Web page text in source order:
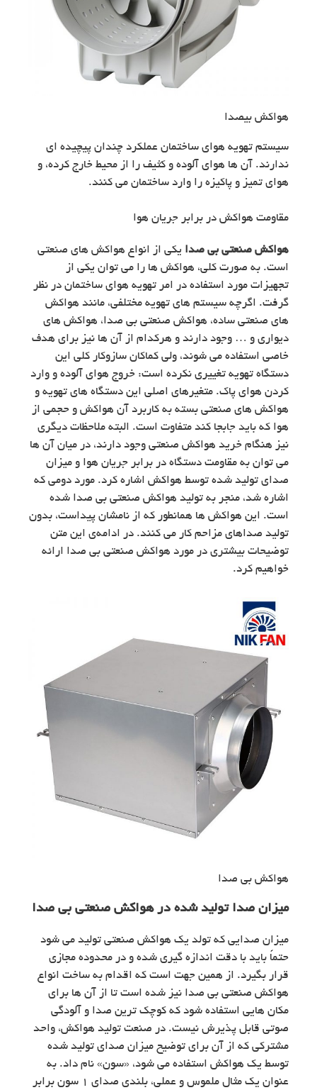
هواکش بیصدا
سیستم تهویه هوای ساختمان عملکرد چندان پیچیده ای
ندارند. آن ها هوای آلوده و کثیف را از محیط خارج کرده، و
هوای تمیز و پاکیزه را وارد ساختمان می کنند.
مقاومت هواکش در برابر جریان هوا
هواکش صنعتی بی صدا یکی از انواع هواکش های صنعتی
است. به صورت کلی، هواکش ها را می توان یکی از
تجهیزات مورد استفاده در امر تهویه هوای ساختمان در نظر
گرفت. اگرچه سیستم های تهویه مختلفی،‌ مانند هواکش
های صنعتی ساده، هواکش صنعتی بی صدا، هواکش های
دیواری و … وجود دارند و هرکدام از آن ها نیز برای هدف
خاصی استفاده می شوند، ولی کماکان سازوکار کلی این
دستگاه تهویه تغییری نکرده است: خروج هوای آلوده و وارد
کردن هوای پاک. متغیرهای اصلی این دستگاه های تهویه و
هواکش های صنعتی بسته به کاربرد آن هواکش و حجمی از
هوا که باید جابجا کند متفاوت است. البته ملاحظات دیگری
نیز هنگام خرید هواکش صنعتی وجود دارند، در میان آن ها
می توان به مقاومت دستگاه در برابر جریان هوا و میزان
صدای تولید شده توسط هواکش اشاره کرد. مورد دومی که
اشاره شد، منجر به تولید هواکش صنعتی بی صدا شده
است. این هواکش ها همانطور که از نامشان پیداست،‌ بدون
تولید صداهای مزاحم کار می کنند. در ادامه‌ی این متن
توضیحات بیشتری در مورد هواکش صنعتی بی صدا ارائه
خواهیم کرد.
هواکش بی صدا
میزان صدا تولید شده در هواکش صنعتی بی صدا
میزان صدایی که تولد یک هواکش صنعتی تولید می شود
حتماً باید با دقت اندازه گیری شده و در محدوده مجازی
قرار بگیرد. از همین جهت است که اقدام به ساخت انواع
هواکش صنعتی بی صدا نیز شده است تا از آن ها برای
مکان هایی استفاده شود که کوچک ترین صدا و آلودگی
صوتی قابل پذیرش نیست. در صنعت تولید هواکش، واحد
مشترکی که از آن برای توضیح میزان صدای تولید شده
توسط یک هواکش استفاده می شود، «سون» نام داد. به
عنوان یک مثال ملموس و عملی، بلندی صدای 1 سون برابر